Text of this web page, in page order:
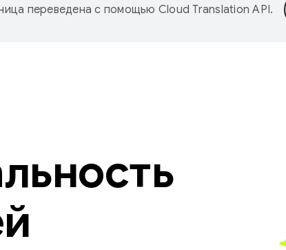
переведена с помощью Cloud Translation API.